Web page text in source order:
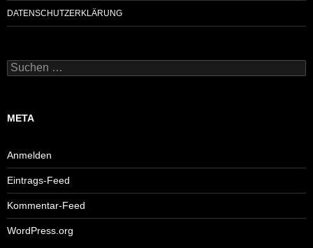
DATENSCHUTZERKLÄRUNG
Suchen
nach:
META
Anmelden
Eintrags-Feed
Kommentar-Feed
WordPress.org